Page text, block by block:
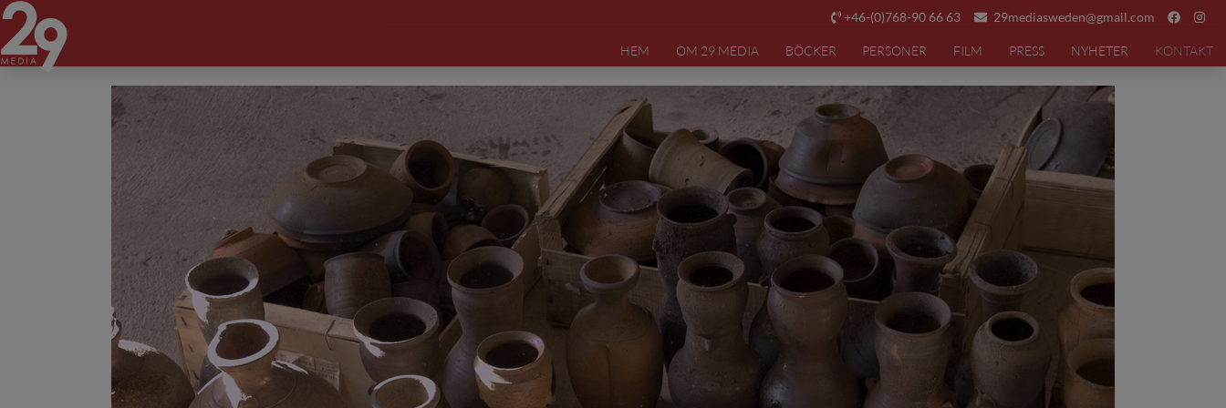
+46-(0)768-90 66 63 29mediasweden@gmail.com
HEM OM 29 MEDIA BÖCKER PERSONER FILM PRESS NYHETER KONTAKT